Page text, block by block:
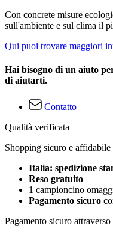
Con concrete misure
sull'ambiente e sul clima il
Qui puoi trovare maggiori
Hai bisogno di un aiuto
di aiutarti.
Contatto
Qualità verificata
Shopping sicuro e affidabile
Italia: spedizione
Reso gratuito
1 campioncino
Pagamento sicuro
Pagamento sicuro attraverso